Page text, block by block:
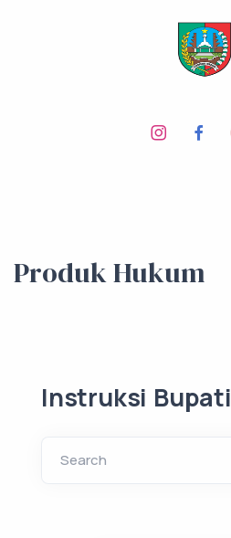
Produk Hukum
Instruksi Bupati
Search